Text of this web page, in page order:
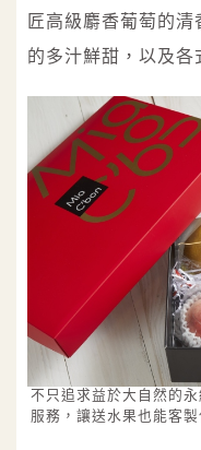
匠高級麝香葡萄的
的多汁鮮甜，以及各
不只追求益於大自然的
服務，讓送水果也能客